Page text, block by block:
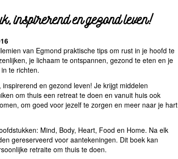
inspirerend en gezond leven!
van Egmond praktische tips om rust in je hoofd te
je lichaam te ontspannen, gezond te eten en je
te richten.
en gezond leven! Je krijgt middelen
om thuis een retreat te doen en vanuit huis ook
om goed voor jezelf te zorgen en meer naar je hart
Mind, Body, Heart, Food en Home. Na elk
gereserveerd voor aantekeningen. Dit boek kan
retraite om thuis te doen.